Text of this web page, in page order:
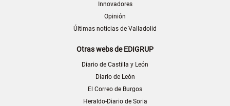
Innovadores
Opinión
Últimas noticias de Valladolid
Otras webs de EDIGRUP
Diario de Castilla y León
Diario de León
El Correo de Burgos
Heraldo-Diario de Soria